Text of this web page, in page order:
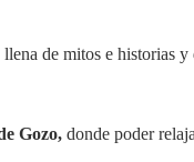
llena de mitos e historias y
Gozo, donde poder